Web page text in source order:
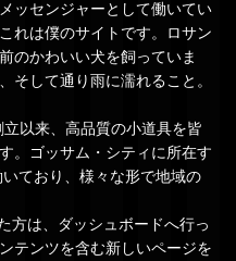
ッセンジャーとして働いてい
れは僕のサイトです。ロサン
のかわいい犬を飼っていま
そして通り雨に濡れること。
以来、高品質の小道具を皆
。ゴッサム・シティに所在す
ており、様々な形で地域の
方は、
ダッシュボードへ行っ
テンツを含む新しいページを